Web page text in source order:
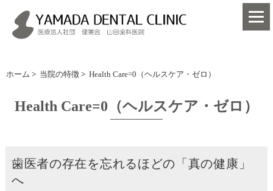
ホーム > 当院の特徴 > Health Care=0（ヘルスケア・ゼロ）
Health Care=0（ヘルスケア・ゼロ）
歯医者の存在を忘れるほどの「真の健康」
へ